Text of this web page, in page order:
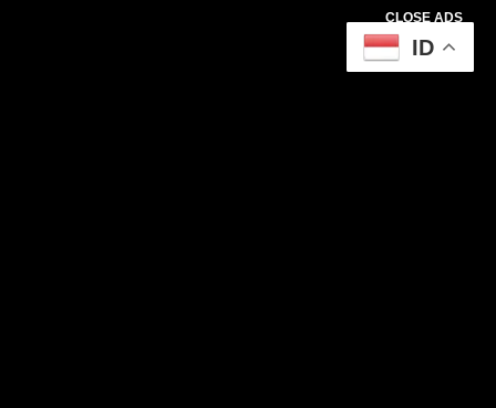
CLOSE ADS
ID